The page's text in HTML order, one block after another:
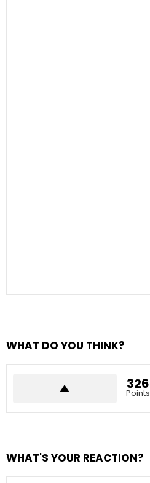
WHAT DO YOU THINK?
326
Points
WHAT'S YOUR REACTION?